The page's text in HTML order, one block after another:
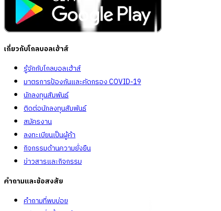
เกี่ยวกับโกลบอลเฮ้าส์
รู้จักกับโกลบอลเฮ้าส์
มาตรการป้องกันและคัดกรอง COVID-19
นักลงทุนสัมพันธ์
ติดต่อนักลงทุนสัมพันธ์
สมัครงาน
ลงทะเบียนเป็นผู้ค้า
กิจกรรมด้านความยั่งยืน
ข่าวสารและกิจกรรม
คำถามและข้อสงสัย
คำถามที่พบบ่อย